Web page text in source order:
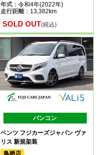
年式：令和4年(2022年)
走行距離：13,382km
SOLD OUT(税込)
バンコン
ベンツ フジカーズジャパン ヴァ
リス 新規架装
鳥栖店